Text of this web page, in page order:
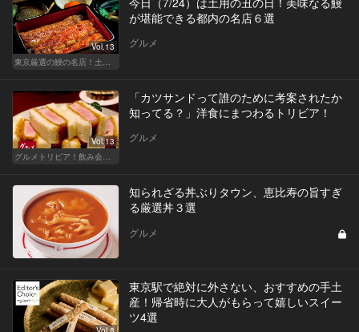
Vol.13
が堪能できる都内の名店６選
グルメ
Vol.13
「カツサンドって誰のために考案されたか
知ってる？」洋食にまつわるトリビア！
グルメ
知られざる丼ぶりタウン、恵比寿の旨すぎ
る厳選丼３選
グルメ
東京駅で絶対に外さない、おすすめの手土
産！帰省時に大人がもらって嬉しいスイー
ツ4選